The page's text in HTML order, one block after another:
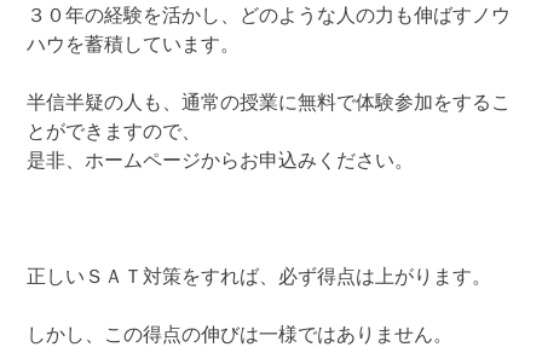
３０年の経験を活かし、どのような人の力も伸ばすノウ
ハウを蓄積しています。
半信半疑の人も、通常の授業に無料で体験参加をするこ
とができますので、
是非、ホームページからお申込みください。
正しいＳＡＴ対策をすれば、必ず得点は上がります。
しかし、この得点の伸びは一様ではありません。